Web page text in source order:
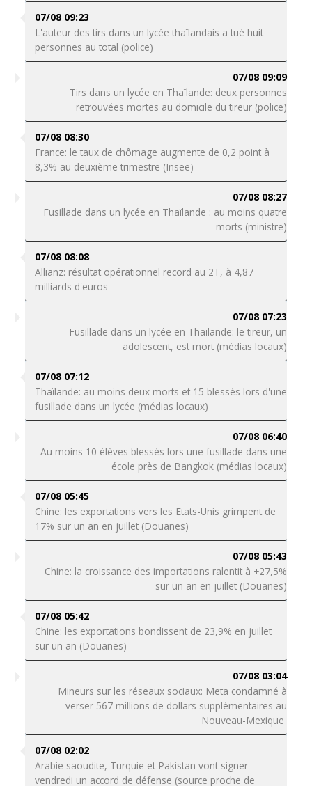
07/08 09:23
L'auteur des tirs dans un lycée thaïlandais a tué huit
personnes au total (police)
07/08 09:09
Tirs dans un lycée en Thaïlande: deux personnes
retrouvées mortes au domicile du tireur (police)
07/08 08:30
France: le taux de chômage augmente de 0,2 point à
8,3% au deuxième trimestre (Insee)
07/08 08:27
Fusillade dans un lycée en Thaïlande : au moins quatre
morts (ministre)
07/08 08:08
Allianz: résultat opérationnel record au 2T, à 4,87
milliards d'euros
07/08 07:23
Fusillade dans un lycée en Thaïlande: le tireur, un
adolescent, est mort (médias locaux)
07/08 07:12
Thaïlande: au moins deux morts et 15 blessés lors d'une
fusillade dans un lycée (médias locaux)
07/08 06:40
Au moins 10 élèves blessés lors une fusillade dans une
école près de Bangkok (médias locaux)
07/08 05:45
Chine: les exportations vers les Etats-Unis grimpent de
17% sur un an en juillet (Douanes)
07/08 05:43
Chine: la croissance des importations ralentit à +27,5%
sur un an en juillet (Douanes)
07/08 05:42
Chine: les exportations bondissent de 23,9% en juillet
sur un an (Douanes)
07/08 03:04
Mineurs sur les réseaux sociaux: Meta condamné à
verser 567 millions de dollars supplémentaires au
Nouveau-Mexique
07/08 02:02
Arabie saoudite, Turquie et Pakistan vont signer
vendredi un accord de défense (source proche de